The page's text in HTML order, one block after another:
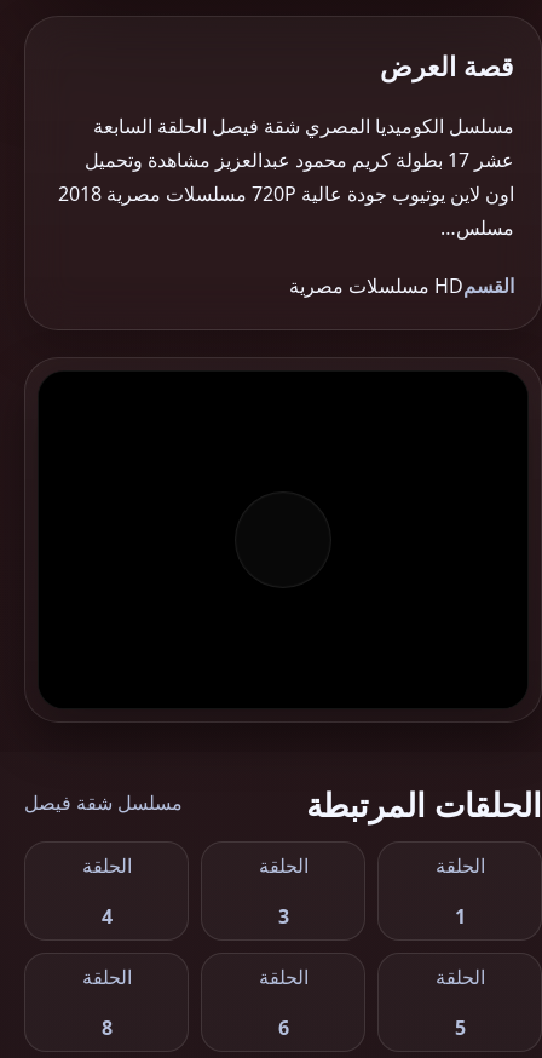
قصة العرض
مسلسل الكوميديا المصري شقة فيصل الحلقة السابعة
عشر 17 بطولة كريم محمود عبدالعزيز مشاهدة وتحميل
اون لاين يوتيوب جودة عالية 720P مسلسلات مصرية 2018
مسلس…
القسمHD مسلسلات مصرية
الحلقات المرتبطة مسلسل شقة فيصل
الحلقة
1
الحلقة
3
الحلقة
4
الحلقة
5
الحلقة
6
الحلقة
8